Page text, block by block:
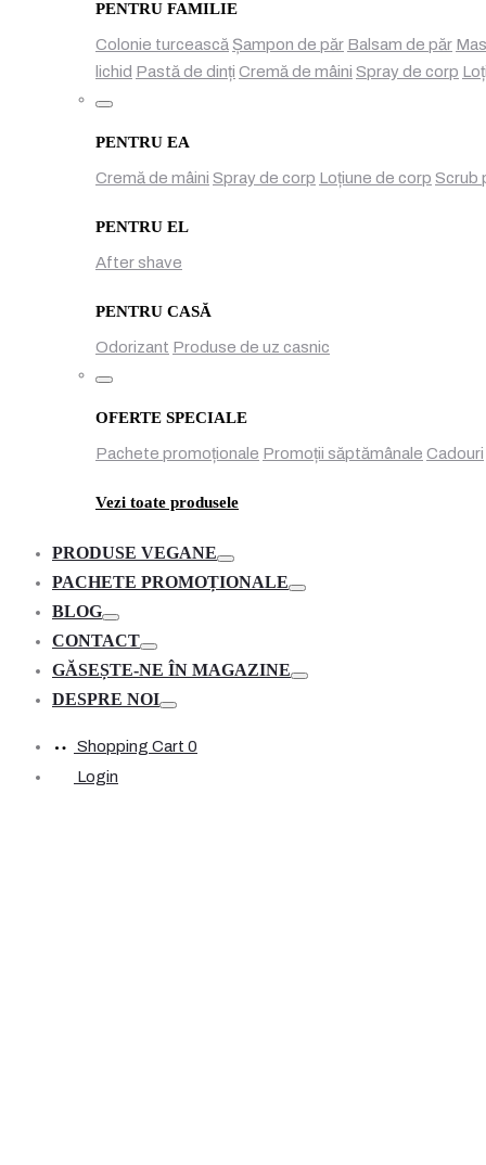
PENTRU FAMILIE
Colonie turcească Șampon de păr Balsam de păr
lichid Pastă de dinți Cremă de mâini Spray de corp
PENTRU EA
Cremă de mâini Spray de corp Loțiune de corp Scrub
PENTRU EL
After shave
PENTRU CASĂ
Odorizant Produse de uz casnic
OFERTE SPECIALE
Pachete promoționale Promoții săptămânale Cadouri
Vezi toate produsele
PRODUSE VEGANE
PACHETE PROMOȚIONALE
BLOG
CONTACT
Toggle
GĂSEȘTE-NE ÎN MAGAZINE
DESPRE NOI
Shopping Cart 0
Login